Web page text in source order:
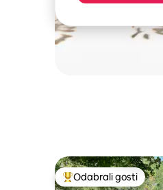
Među najviše
Odabrali gosti